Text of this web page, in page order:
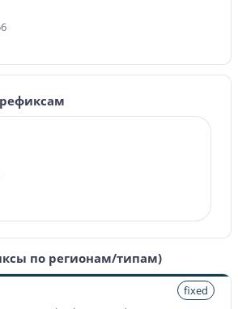
по регионам/типам)
fixed